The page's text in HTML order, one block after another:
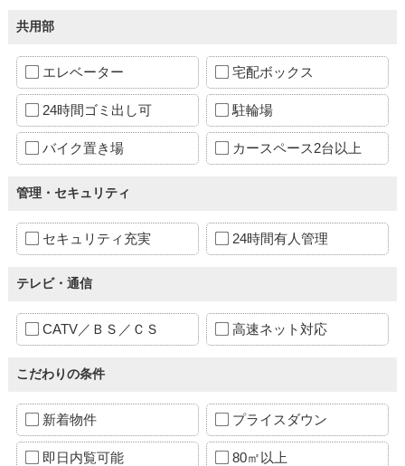
共用部
エレベーター 宅配ボックス
24時間ゴミ出し可 駐輪場
バイク置き場 カースペース2台以上
管理・セキュリティ
セキュリティ充実 24時間有人管理
テレビ・通信
CATV／ＢＳ／ＣＳ 高速ネット対応
こだわりの条件
新着物件 プライスダウン
即日内覧可能 80㎡以上